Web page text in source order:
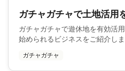
ガチャガチャで土地活用
ガチャガチャで遊休地を有効活
始められるビジネスをご紹介しま
ガチャガチャ